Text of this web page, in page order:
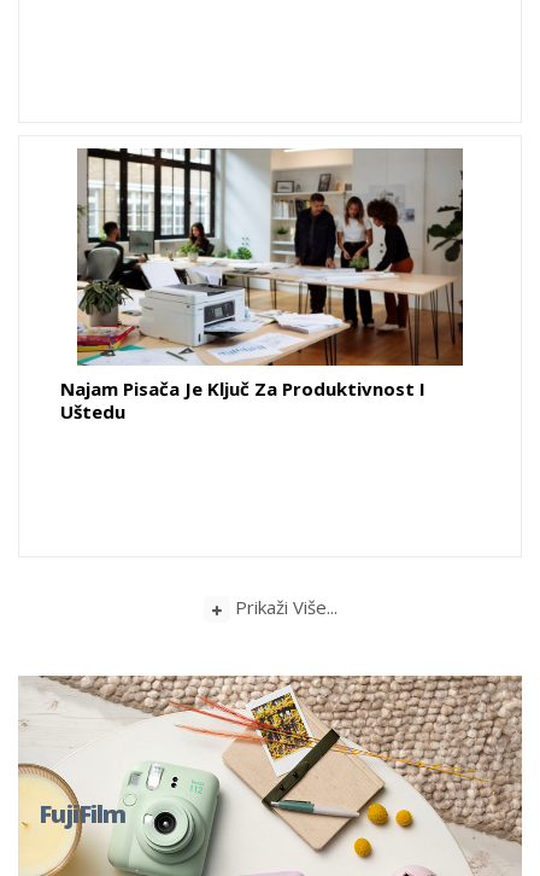
Najam Pisača Je Ključ Za Produktivnost I
Uštedu
Prikaži Više...
FujiFilm